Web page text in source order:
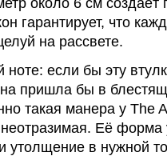
около 6 см
гарантирует, что
на рассвете.
ноте: если бы эту
пришла бы в
такая манера у The
Её форма
утолщение в нужной